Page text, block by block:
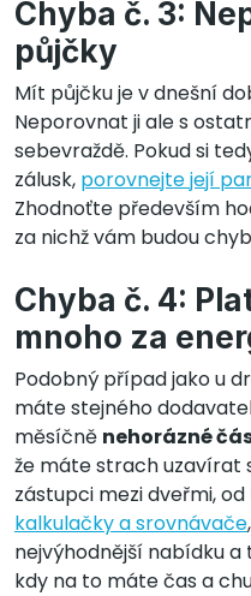
Chyba č. 3:
půjčky
Mít půjčku je v dnešní
Neporovnat ji ale s
sebevraždě. Pokud si
zálusk, porovnejte její
Zhodnoťte především
za nichž vám budou
Chyba č. 4:
mnoho za
Podobný případ jako u
máte stejného
měsíčně nehorázné
že máte strach uzavírat
zástupci mezi dveřmi,
kalkulačky a srovnávače
nejvýhodnější nabídku
kdy na to máte čas a